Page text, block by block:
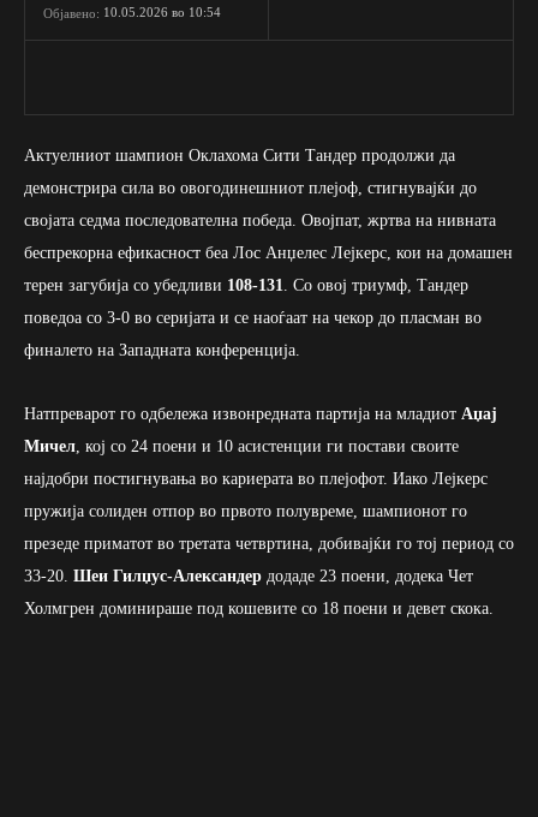
Објавено: 10.05.2026 во 10:54
Актуелниот шампион Оклахома Сити Тандер продолжи да
демонстрира сила во овогодинешниот плејоф, стигнувајќи до
својата седма последователна победа. Овојпат, жртва на нивната
беспрекорна ефикасност беа Лос Анџелес Лејкерс, кои на домашен
терен загубија со убедливи 108-131
. Со овој триумф, Тандер
поведоа со 3-0 во серијата и се наоѓаат на чекор до пласман во
финалето на Западната конференција.
Натпреварот го одбележа извонредната партија на младиот Аџај
Мичел , кој со 24 поени и 10 асистенции ги постави своите
најдобри постигнувања во кариерата во плејофот. Иако Лејкерс
пружија солиден отпор во првото полувреме, шампионот го
презеде приматот во третата четвртина, добивајќи го тој период со
33-20. Шеи Гилџус-Александер додаде 23 поени, додека Чет
Холмгрен доминираше под кошевите со 18 поени и девет скока.